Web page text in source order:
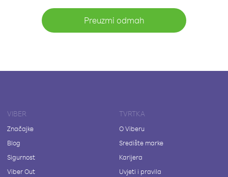
Preuzmi odmah
VIBER
Značajke
Blog
Sigurnost
Viber Out
TVRTKA
O Viberu
Središte marke
Karijera
Uvjeti i pravila